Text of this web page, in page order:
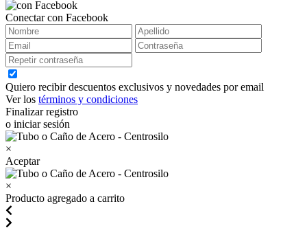
Conectar con Facebook
Quiero recibir descuentos exclusivos y novedades por email
Ver los términos y condiciones
Finalizar registro
o iniciar sesión
×
Aceptar
×
Producto agregado a carrito